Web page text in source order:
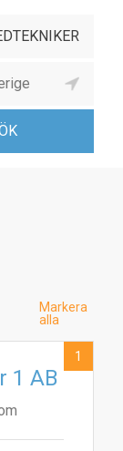
Markera
alla
1 AB
1